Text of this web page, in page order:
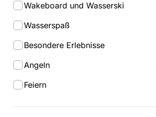
Wakeboard und Wasserski
Wasserspaß
Besondere Erlebnisse
Angeln
Feiern